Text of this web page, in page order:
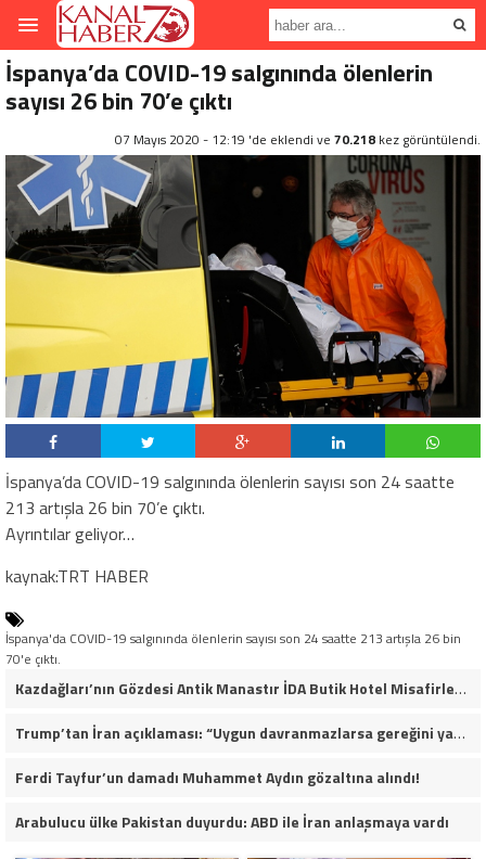
İspanya’da COVID-19 salgınında ölenlerin
sayısı 26 bin 70’e çıktı
07 Mayıs 2020 - 12:19 'de eklendi ve 70.218 kez görüntülendi.
İspanya’da COVID-19 salgınında ölenlerin sayısı son 24 saatte
213 artışla 26 bin 70’e çıktı.
Ayrıntılar geliyor…
kaynak:TRT HABER
İspanya'da COVID-19 salgınında ölenlerin sayısı son 24 saatte 213 artışla 26 bin
70'e çıktı.
Kazdağları’nın Gözdesi Antik Manastır İDA Butik Hotel Misafirlerinden Tam Not Alıyor
Trump’tan İran açıklaması: “Uygun davranmazlarsa gereğini yaparım”
Ferdi Tayfur’un damadı Muhammet Aydın gözaltına alındı!
Arabulucu ülke Pakistan duyurdu: ABD ile İran anlaşmaya vardı